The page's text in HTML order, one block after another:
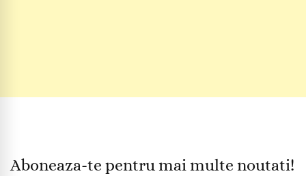
Aboneaza-te pentru mai multe noutati!